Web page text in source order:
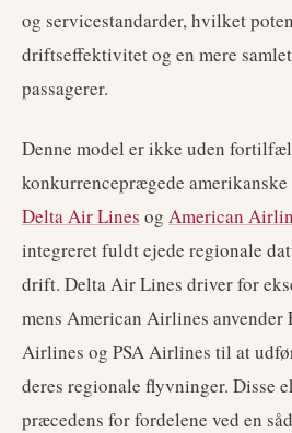
og servicestandarder, hvilket
driftseffektivitet og en mere
passagerer.
Denne model er ikke uden
konkurrenceprægede
Delta Air Lines og American
integreret fuldt ejede regionale
drift. Delta Air Lines driver for
mens American Airlines anvender
Airlines og PSA Airlines til at
deres regionale flyvninger. Disse
præcedens for fordelene ved en